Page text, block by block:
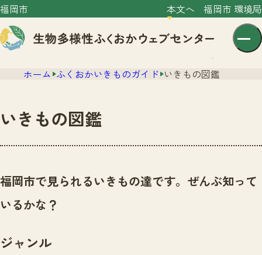
福岡市 本文へ 福岡市 環境局
センター紹介
センター紹介TOP
サイトポリシー
ニュース
いきものガイド
イベント
ホーム ふくおかいきものガイド いきもの図鑑
いきもの図鑑
福岡市で見られるいきもの達です。ぜんぶ知って
いるかな？
ジャンル